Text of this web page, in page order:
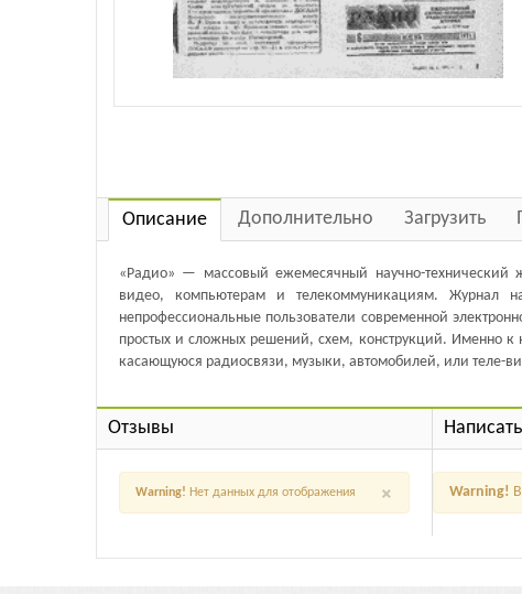
Описание Дополнительно Загрузить
«Радио» — массовый ежемесячный научно-технический
видео, компьютерам и телекоммуникациям. Журнал
непрофессиональные пользователи современной
простых и сложных решений, схем, конструкций. Именно к
касающуюся радиосвязи, музыки, автомобилей, или теле-
Отзывы
×
Warning! Нет данных для отображения Warning!